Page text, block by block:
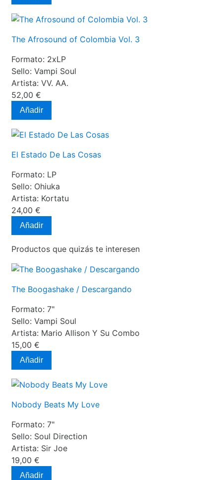
The Afrosound of Colombia Vol. 3
Formato: 2xLP
Sello: Vampi Soul
Artista: VV. AA.
52,00 €
Añadir
El Estado De Las Cosas
Formato: LP
Sello: Ohiuka
Artista: Kortatu
24,00 €
Añadir
Productos que quizás te interesen
The Boogashake / Descargando
Formato: 7"
Sello: Vampi Soul
Artista: Mario Allison Y Su Combo
15,00 €
Añadir
Nobody Beats My Love
Formato: 7"
Sello: Soul Direction
Artista: Sir Joe
19,00 €
Añadir